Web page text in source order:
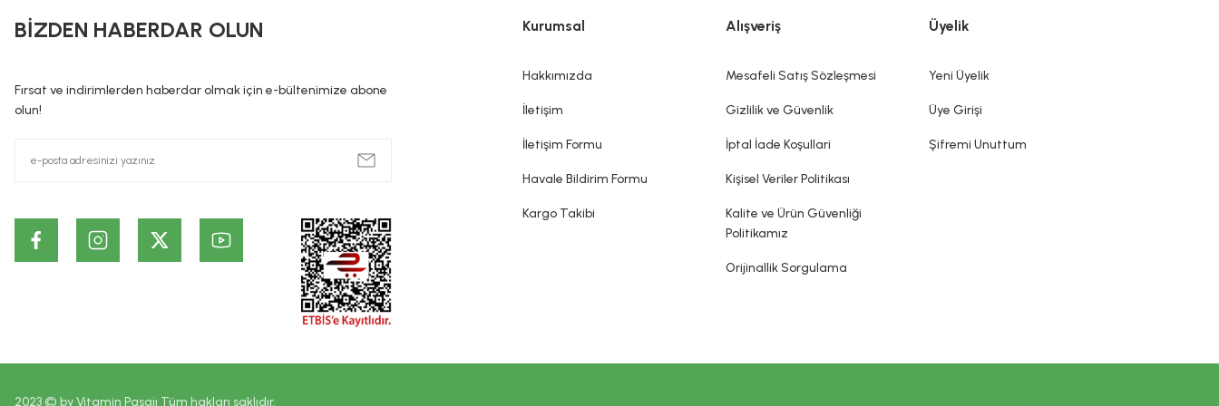
hazırlanmış, tek veya temel amacı bu kısımları temizlemek, koku vermek, görünümünü değiştirmek ve/veya vücut kokularını düzeltmek ve/veya korumak veya iyi bir durumda tutmak olan bütün
ürünlerin cildin alt tabakalarında ve kalıcı olarak etki ettiği iddia edilemez. Sitemizde belirtilen açıklamalar, üretici, ithalatçı firmaların sunduğu ürün etiketi, broşür gibi bilgi ve belgelere
dayanmaktadır. Bu bilgiler ürünlerin vaad edilen etkilerinin kesin olarak gerçekleşeceği ya da yan etkileri olmadığı anlamını taşımaz.
BİZDEN HABERDAR OLUN
Fırsat ve indirimlerden haberdar olmak için e-bültenimize abone
olun!
Kurumsal
Hakkımızda
İletişim
İletişim Formu
Havale Bildirim Formu
Kargo Takibi
Alışveriş
Mesafeli Satış Sözleşmesi
Gizlilik ve Güvenlik
İptal İade Koşullari
Kişisel Veriler Politikası
Kalite ve Ürün Güvenliği
Politikamız
Orijinallik Sorgulama
Üyelik
Yeni Üyelik
Üye Girişi
Şifremi Unuttum
2023 © by Vitamin Pasajı Tüm hakları saklıdır.